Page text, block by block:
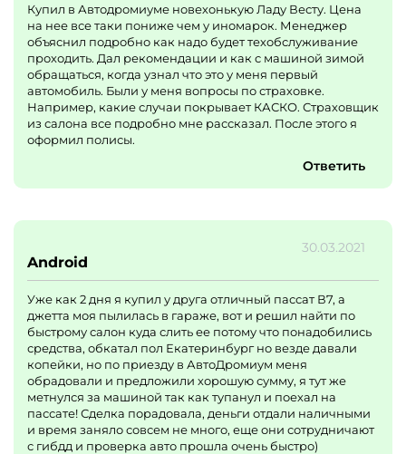
Купил в Автодромиуме новехонькую Ладу Весту. Цена
на нее все таки пониже чем у иномарок. Менеджер
объяснил подробно как надо будет техобслуживание
проходить. Дал рекомендации и как с машиной зимой
обращаться, когда узнал что это у меня первый
автомобиль. Были у меня вопросы по страховке.
Например, какие случаи покрывает КАСКО. Страховщик
из салона все подробно мне рассказал. После этого я
оформил полисы.
Ответить
30.03.2021
Android
Уже как 2 дня я купил у друга отличный пассат В7, а
джетта моя пылилась в гараже, вот и решил найти по
быстрому салон куда слить ее потому что понадобились
средства, обкатал пол Екатеринбург но везде давали
копейки, но по приезду в АвтоДромиум меня
обрадовали и предложили хорошую сумму, я тут же
метнулся за машиной так как тупанул и поехал на
пассате! Сделка порадовала, деньги отдали наличными
и время заняло совсем не много, еще они сотрудничают
с гибдд и проверка авто прошла очень быстро)